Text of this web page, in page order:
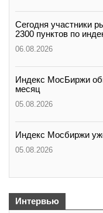
Сегодня участники
2300 пунктов по
06.08.2026
Индекс МосБиржи
месяц
05.08.2026
Индекс Мосбиржи
05.08.2026
Интервью